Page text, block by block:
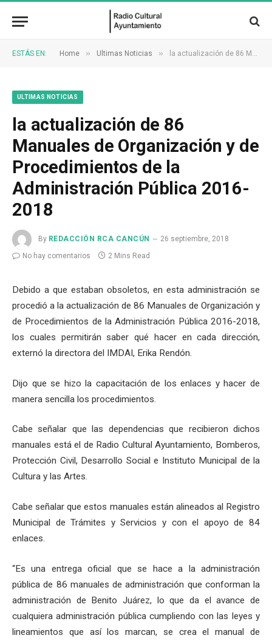
ESTÁS EN: Home » Ultimas Noticias » la actualización de 86 Manuales de Organización y de Procedimientos de la Administración Pública 2016-2018
ULTIMAS NOTICIAS
la actualización de 86
Manuales de Organización y de
Procedimientos de la
Administración Pública 2016-
2018
By REDACCIÓN RCA CANCÚN
26 septiembre, 2018
No hay comentarios
2 Mins Read
Debido a que estaban obsoletos, en esta administración se
procedió a la actualización de 86 Manuales de Organización y
de Procedimientos de la Administración Pública 2016-2018,
los cuales permitirán saber qué hacer en cada dirección,
externó la directora del IMDAI, Erika Rendón.
Dijo que se hizo la capacitación de los enlaces y hacer de
manera sencilla los procedimientos.
Cabe señalar que las dependencias que recibieron dichos
manuales está el de Radio Cultural Ayuntamiento, Bomberos,
Protección Civil, Desarrollo Social e Instituto Municipal de la
Cultura y las Artes.
Cabe señalar que estos manuales están alineados al Registro
Municipal de Trámites y Servicios y con el apoyo de 84
enlaces.
“Es una entrega oficial que se hace a la administración
pública de 86 manuales de administración que conforman la
administración de Benito Juárez, lo que da el avance de
cualquiera administración pública cumpliendo con las leyes y
lineamientos que así los marcan, se crea el manual de